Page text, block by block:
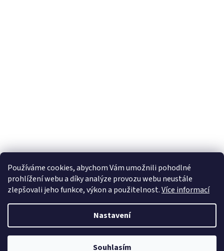
Používáme cookies, abychom Vám umožnili pohodlné
prohlížení webu a díky analýze provozu webu neustále
zlepšovali jeho funkce, výkon a použitelnost.Více informací
Nastavení
Souhlasím
Novinky: 1. Nově si můžete objednat produkt na splátky. 2. U produktu